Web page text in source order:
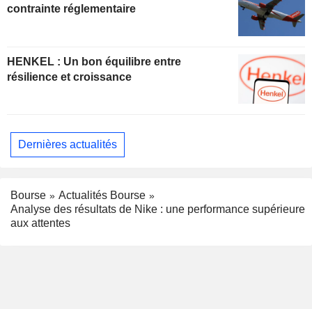
contrainte réglementaire
HENKEL : Un bon équilibre entre
résilience et croissance
Dernières actualités
Bourse
Actualités Bourse
Analyse des résultats de Nike : une performance supérieure
aux attentes